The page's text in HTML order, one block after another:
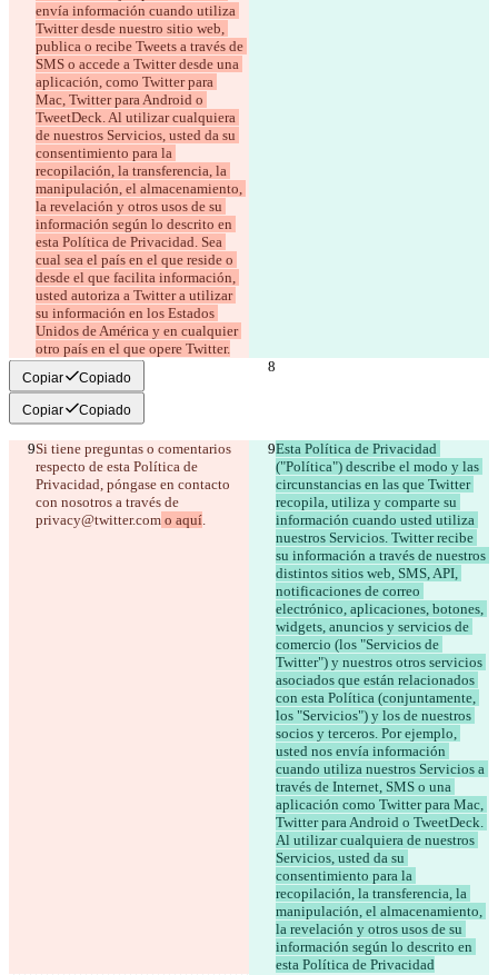
envía información cuando utiliza
Twitter desde nuestro sitio web,
publica o recibe Tweets a través de
SMS o accede a Twitter desde una
aplicación, como Twitter para
Mac, Twitter para Android o
TweetDeck. Al utilizar cualquiera
de nuestros Servicios, usted da su
consentimiento para la
recopilación, la transferencia, la
manipulación, el almacenamiento,
la revelación y otros usos de su
información según lo descrito en
esta Política de Privacidad. Sea
cual sea el país en el que reside o
desde el que facilita información,
usted autoriza a Twitter a utilizar
su información en los Estados
Unidos de América y en cualquier
otro país en el que opere Twitter.
Copiar Copiado
Copiar Copiado
Si tiene preguntas o comentarios
respecto de esta Política de
Privacidad, póngase en contacto
con nosotros a través de
privacy@twitter.com o aquí.
Esta Política de Privacidad
("Política") describe el modo y las
circunstancias en las que Twitter
recopila, utiliza y comparte su
información cuando usted utiliza
nuestros Servicios. Twitter recibe
su información a través de nuestros
distintos sitios web, SMS, API,
notificaciones de correo
electrónico, aplicaciones, botones,
widgets, anuncios y servicios de
comercio (los "Servicios de
Twitter") y nuestros otros servicios
asociados que están relacionados
con esta Política (conjuntamente,
los "Servicios") y los de nuestros
socios y terceros. Por ejemplo,
usted nos envía información
cuando utiliza nuestros Servicios a
través de Internet, SMS o una
aplicación como Twitter para Mac,
Twitter para Android o TweetDeck.
Al utilizar cualquiera de nuestros
Servicios, usted da su
consentimiento para la
recopilación, la transferencia, la
manipulación, el almacenamiento,
la revelación y otros usos de su
información según lo descrito en
esta Política de Privacidad